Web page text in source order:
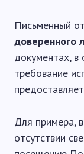
Письменный
доверенного
документах,
требование
Для примера,
отсутствии